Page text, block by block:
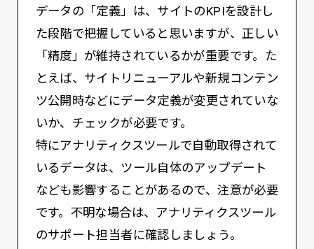
データの「定義」は、サイトのKPIを設計し
た段階で把握していると思いますが、正しい
「精度」が維持されているかが重要です。た
とえば、サイトリニューアルや新規コンテン
ツ公開時などにデータ定義が変更されていな
いか、チェックが必要です。
特にアナリティクスツールで自動取得されて
いるデータは、ツール自体のアップデート
なども影響することがあるので、注意が必要
です。不明な場合は、アナリティクスツール
のサポート担当者に確認しましょう。